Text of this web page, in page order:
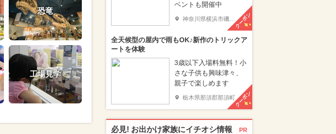
恐竜
工場見学
ベントも開催中
神奈川県横浜市磯子区 クーポン
全天候型の屋内で雨もOK♪新作のトリックア
ートを体験
3歳以下入場料無料！小
さな子供も興味津々、
親子で楽しめます
栃木県那須郡那須町クーポン
必見! お出かけ家族にイチオシ情報 PR